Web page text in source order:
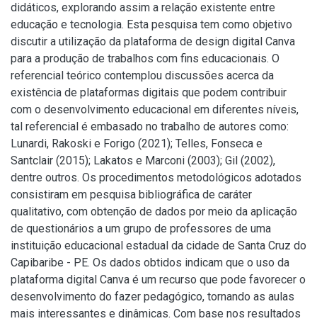
didáticos, explorando assim a relação existente entre
educação e tecnologia. Esta pesquisa tem como objetivo
discutir a utilização da plataforma de design digital Canva
para a produção de trabalhos com fins educacionais. O
referencial teórico contemplou discussões acerca da
existência de plataformas digitais que podem contribuir
com o desenvolvimento educacional em diferentes níveis,
tal referencial é embasado no trabalho de autores como:
Lunardi, Rakoski e Forigo (2021); Telles, Fonseca e
Santclair (2015); Lakatos e Marconi (2003); Gil (2002),
dentre outros. Os procedimentos metodológicos adotados
consistiram em pesquisa bibliográfica de caráter
qualitativo, com obtenção de dados por meio da aplicação
de questionários a um grupo de professores de uma
instituição educacional estadual da cidade de Santa Cruz do
Capibaribe - PE. Os dados obtidos indicam que o uso da
plataforma digital Canva é um recurso que pode favorecer o
desenvolvimento do fazer pedagógico, tornando as aulas
mais interessantes e dinâmicas. Com base nos resultados